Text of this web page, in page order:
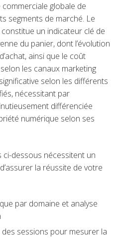
globale de
segments de marché. Le
un indicateur clé de
du panier, dont l’évolution
ainsi que le coût
les canaux marketing
selon les différents
nécessitant par
différenciée
numérique selon ses
dessous nécessitent un
la réussite de votre
par domaine et analyse
sessions pour mesurer la